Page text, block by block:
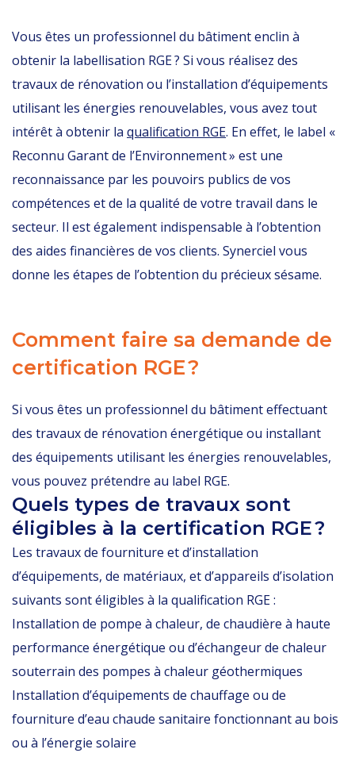
Vous êtes un professionnel du bâtiment enclin à
obtenir la labellisation RGE ? Si vous réalisez des
travaux de rénovation ou l’installation d’équipements
utilisant les énergies renouvelables, vous avez tout
intérêt à obtenir la qualification RGE. En effet, le label «
Reconnu Garant de l’Environnement » est une
reconnaissance par les pouvoirs publics de vos
compétences et de la qualité de votre travail dans le
secteur. Il est également indispensable à l’obtention
des aides financières de vos clients. Synerciel vous
donne les étapes de l’obtention du précieux sésame.
Comment faire sa demande de
certification RGE ?
Si vous êtes un professionnel du bâtiment effectuant
des travaux de rénovation énergétique ou installant
des équipements utilisant les énergies renouvelables,
vous pouvez prétendre au label RGE.
Quels types de travaux sont
éligibles à la certification RGE ?
Les travaux de fourniture et d’installation
d’équipements, de matériaux, et d’appareils d’isolation
suivants sont éligibles à la qualification RGE :
Installation de pompe à chaleur, de chaudière à haute
performance énergétique ou d’échangeur de chaleur
souterrain des pompes à chaleur géothermiques
Installation d’équipements de chauffage ou de
fourniture d’eau chaude sanitaire fonctionnant au bois
ou à l’énergie solaire